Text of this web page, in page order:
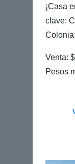
¡Casa
clave:
Venta:
Pesos